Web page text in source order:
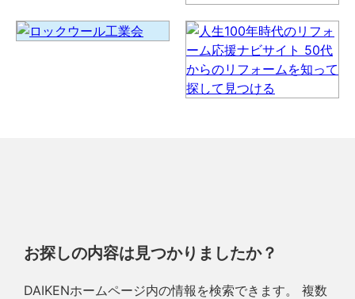
お探しの内容は見つかりましたか？
DAIKENホームページ内の情報を検索できます。 複数